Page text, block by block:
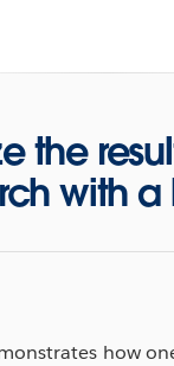
the
with
how